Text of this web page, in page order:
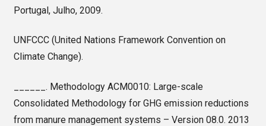
Portugal, Julho, 2009.
UNFCCC (United Nations Framework Convention on
Climate Change).
______. Methodology ACM0010: Large-scale
Consolidated Methodology for GHG emission reductions
from manure management systems – Version 08.0. 2013